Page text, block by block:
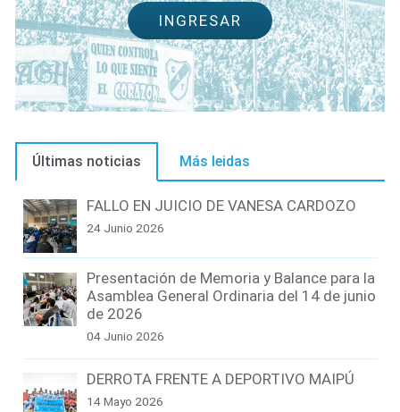
INGRESAR
Últimas noticias Más leidas
FALLO EN JUICIO DE VANESA CARDOZO
24 Junio 2026
Presentación de Memoria y Balance para la
Asamblea General Ordinaria del 14 de junio
de 2026
04 Junio 2026
DERROTA FRENTE A DEPORTIVO MAIPÚ
14 Mayo 2026